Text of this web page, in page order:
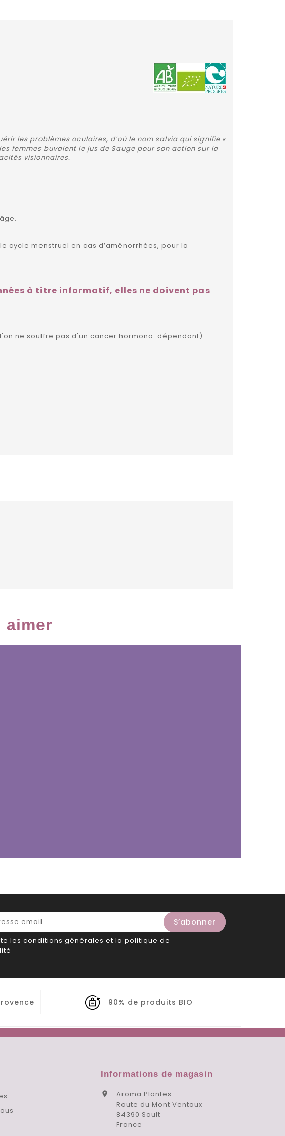
les problèmes oculaires, d’où le nom salvia qui signifie «
femmes buvaient le jus de Sauge pour son action sur la
visionnaires.
cycle menstruel en cas d’aménorrhées, pour la
à titre informatif, elles ne doivent pas
ne souffre pas d'un cancer hormono-dépendant).
aimer
les conditions générales et la politique de
90% de produits BIO
Informations de magasin

Aroma Plantes
Route du Mont Ventoux
84390 Sault
France